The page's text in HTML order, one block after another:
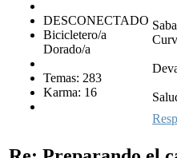
DESCONECTADO
Bicicletero/a
Dorado/a
Temas: 283
Karma: 16